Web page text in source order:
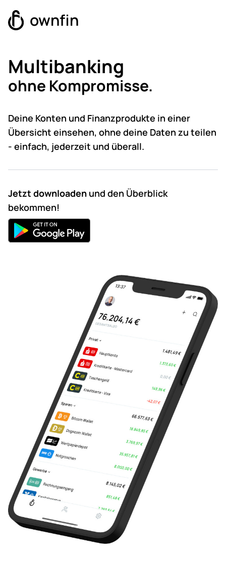
ownfin
Multibanking
ohne Kompromisse.
Deine Konten und Finanzprodukte in einer
Übersicht einsehen, ohne deine Daten zu teilen
- einfach, jederzeit und überall.
Jetzt downloaden und den Überblick
bekommen!